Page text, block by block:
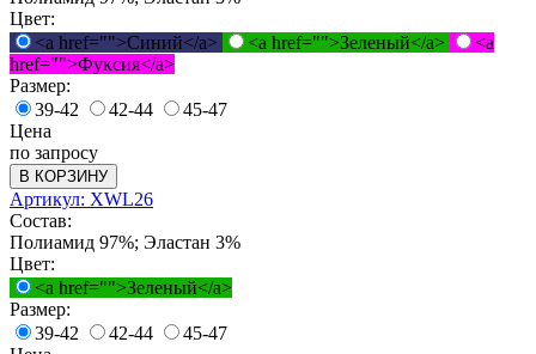
Цвет:
<a href="">Синий</a>
<a href="">Зеленый</a>
<a
href="">Фуксия</a>
Размер:
39-42
42-44
45-47
Цена
по запросу
В КОРЗИНУ
Артикул: XWL26
Состав:
Полиамид 97%; Эластан 3%
Цвет:
<a href="">Зеленый</a>
Размер:
39-42
42-44
45-47